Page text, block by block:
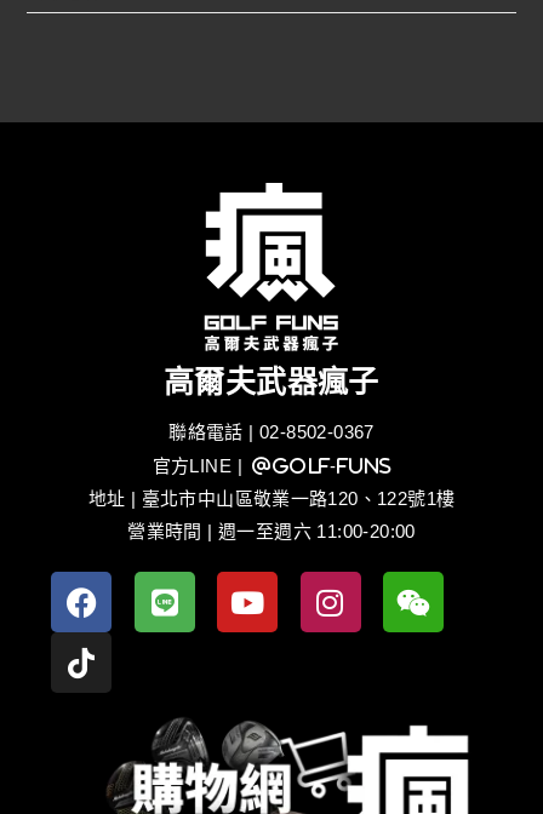
高爾夫武器瘋子
聯絡電話 | 02-8502-0367
官方LINE | @golf-funs
地址 | 臺北市中山區敬業一路120、122號1樓
營業時間 | 週一至週六 11:00-20:00